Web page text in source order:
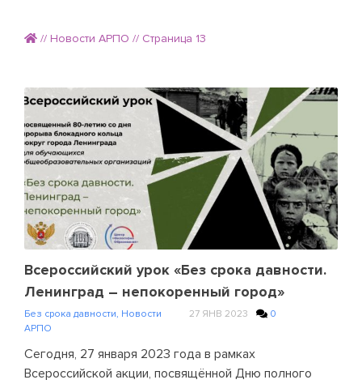
// Новости АРПО // Страница 13
Всероссийский урок «Без срока давности.
Ленинград – непокоренный город»
Без срока давности, Новости
АРПО
27 ЯНВ 2023 0
Сегодня, 27 января 2023 года в рамках
Всероссийской акции, посвящённой Дню полного